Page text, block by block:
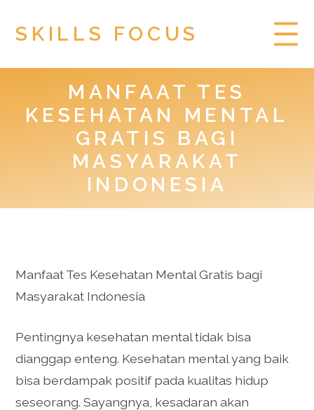
SKILLS FOCUS
PRIVACY POLICY
TOGEL HONGKONG
MANFAAT TES
KESEHATAN MENTAL
GRATIS BAGI
MASYARAKAT
INDONESIA
Manfaat Tes Kesehatan Mental Gratis bagi
Masyarakat Indonesia
Pentingnya kesehatan mental tidak bisa
dianggap enteng. Kesehatan mental yang baik
bisa berdampak positif pada kualitas hidup
seseorang. Sayangnya, kesadaran akan